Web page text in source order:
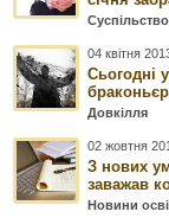
Суспільство
04 квітня
Сьогодні
Довкілля
02 жовтня
З нових
заважав
Новини